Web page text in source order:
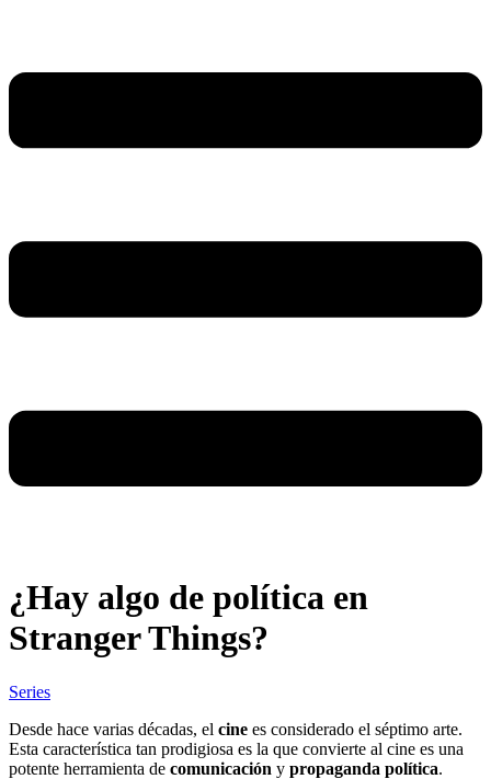
¿Hay algo de política en
Stranger Things?
Series
Desde hace varias décadas, el cine es considerado el séptimo arte.
Esta característica tan prodigiosa es la que convierte al cine es una
potente herramienta de comunicación y propaganda política.